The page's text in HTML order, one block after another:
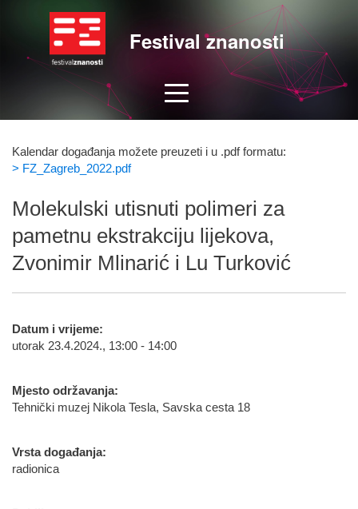
Festival znanosti
Kalendar događanja možete preuzeti i u .pdf formatu:
> FZ_Zagreb_2022.pdf
Molekulski utisnuti polimeri za
pametnu ekstrakciju lijekova,
Zvonimir Mlinarić i Lu Turković
Datum i vrijeme:
utorak 23.4.2024., 13:00 - 14:00
Mjesto održavanja:
Tehnički muzej Nikola Tesla, Savska cesta 18
Vrsta događanja:
radionica